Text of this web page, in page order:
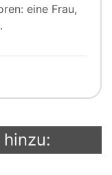
eine Frau,